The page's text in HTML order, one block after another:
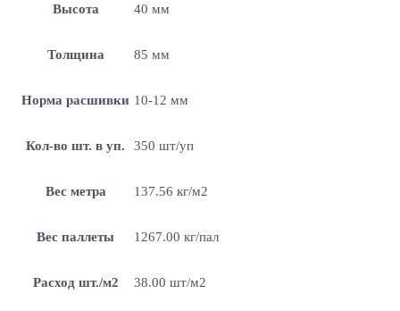
Высота 40 мм
Толщина 85 мм
Норма расшивки 10-12 мм
Кол-во шт. в уп. 350 шт/уп
Вес метра 137.56 кг/м2
Вес паллеты 1267.00 кг/пал
Расход шт./м2 38.00 шт/м2